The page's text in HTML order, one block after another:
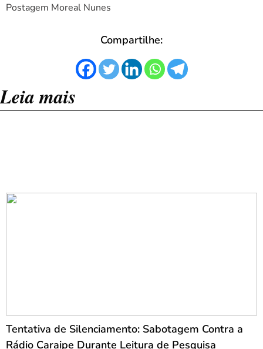
Postagem Moreal Nunes
Compartilhe:
Leia mais
Tentativa de Silenciamento: Sabotagem Contra a
Rádio Caraipe Durante Leitura de Pesquisa